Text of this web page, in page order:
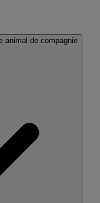
animal de compagnie